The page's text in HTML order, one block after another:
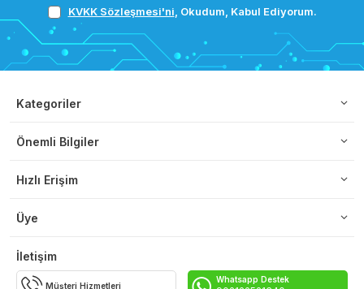
KVKK Sözleşmesi'ni , Okudum, Kabul Ediyorum.
Kategoriler
Önemli Bilgiler
Hızlı Erişim
Üye
İletişim
Müşteri Hizmetleri
Whatsapp Destek